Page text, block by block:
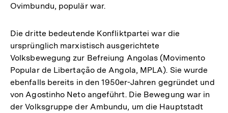
Ovimbundu, populär war.
Die dritte bedeutende Konfliktpartei war die
ursprünglich marxistisch ausgerichtete
Volksbewegung zur Befreiung Angolas (Movimento
Popular de Libertação de Angola, MPLA). Sie wurde
ebenfalls bereits in den 1950er-Jahren gegründet und
von Agostinho Neto angeführt. Die Bewegung war in
der Volksgruppe der Ambundu, um die Hauptstadt